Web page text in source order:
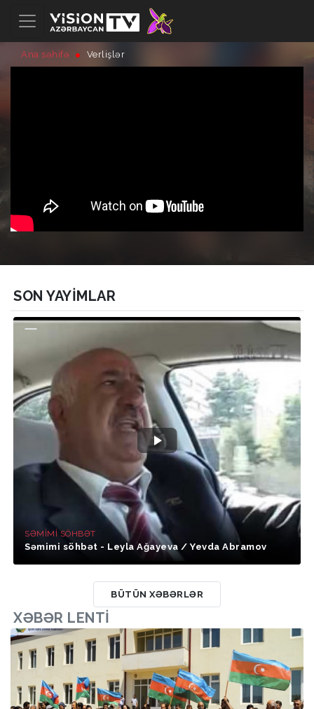
Ana səhifə Verlişlər
SON YAYIMLAR
SƏMIMI SÖHBƏT
Səmimi söhbət - Leyla Ağayeva / Yevda Abramov
BÜTÜN XƏBƏRLƏR
XƏBƏR LENTI